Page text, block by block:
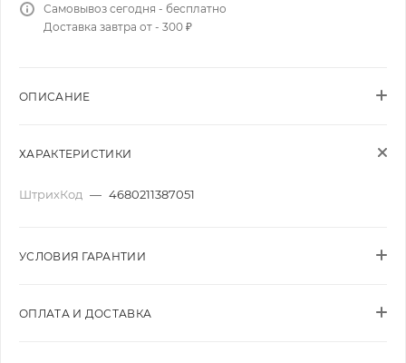
Самовывоз сегодня - бесплатно
Доставка завтра от - 300 ₽
ОПИСАНИЕ
ХАРАКТЕРИСТИКИ
ШтрихКод — 4680211387051
УСЛОВИЯ ГАРАНТИИ
ОПЛАТА И ДОСТАВКА